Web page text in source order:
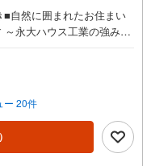
自然に囲まれたお住まい
永大ハウス工業の強み～
紹介！1.＜豊富な不動産
と種別を問わず不動産を
施設や商業施設、子育て
し、お客様により良い物
っかりとサポートさせて
タッフ＞当社では【購
ー 20件